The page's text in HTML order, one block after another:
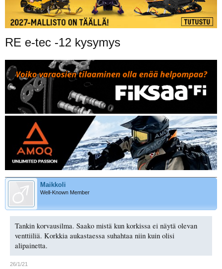
RE e-tec -12 kysymys
Maikkoli
Well-Known Member
Tankin korvausilma. Saako mistä kun korkissa ei näytä olevan
venttiiliä. Korkkia aukastaessa suhahtaa niin kuin olisi
alipainetta.
26/1/21